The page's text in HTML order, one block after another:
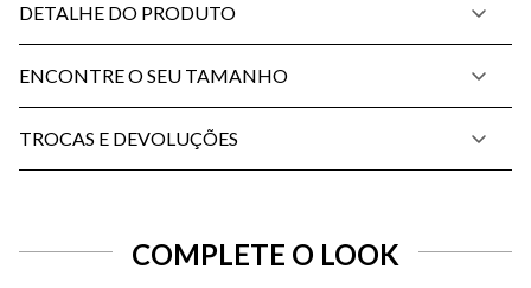
DETALHE DO PRODUTO
ENCONTRE O SEU TAMANHO
TROCAS E DEVOLUÇÕES
COMPLETE O LOOK